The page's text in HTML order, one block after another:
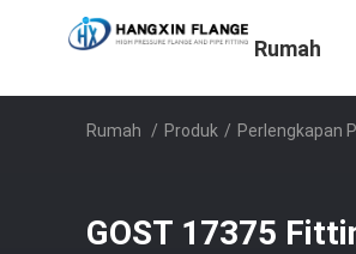
Rumah
Rumah / Produk / Perlengkapan
GOST 17375